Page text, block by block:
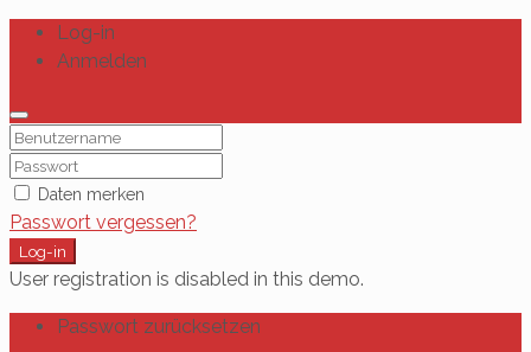
Log-in
Anmelden
Daten merken
Passwort vergessen?
Log-in
User registration is disabled in this demo.
Passwort zurücksetzen